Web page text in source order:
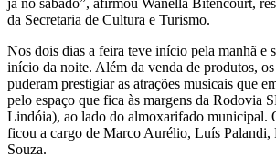
já no sábado”, afirmou Wanella Bitencourt,
da Secretaria de Cultura e Turismo.
Nos dois dias a feira teve início pela manhã e
início da noite. Além da venda de produtos,
puderam prestigiar as atrações musicais que
pelo espaço que fica às margens da Rodovia
Lindóia), ao lado do almoxarifado municipal.
ficou a cargo de Marco Aurélio, Luís Palandi,
Souza.